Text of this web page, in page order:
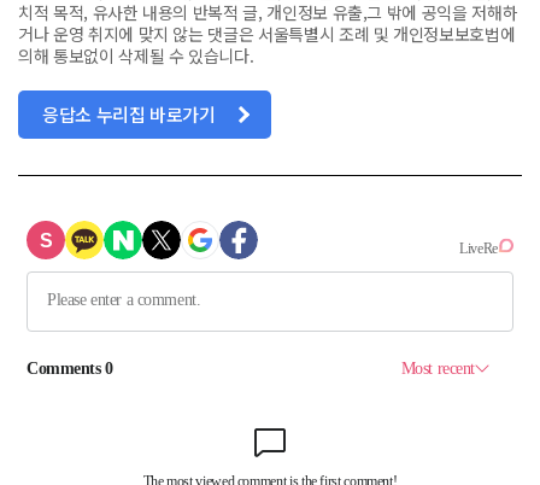
치적 목적, 유사한 내용의 반복적 글, 개인정보 유출,그 밖에 공익을 저해하
거나 운영 취지에 맞지 않는 댓글은 서울특별시 조례 및 개인정보보호법에
의해 통보없이 삭제될 수 있습니다.
응답소 누리집 바로가기